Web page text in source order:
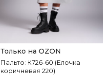
Пальто: К726-60 (Елочка
коричневая 220)
Только на OZON